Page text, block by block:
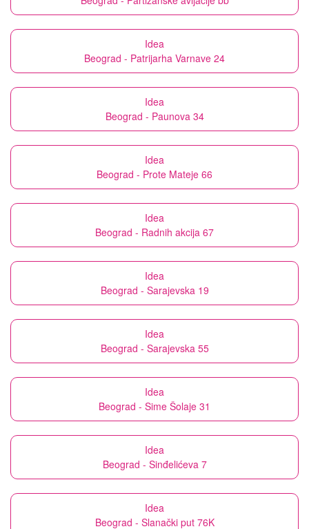
Idea
Beograd - Patrijarha Varnave 24
Idea
Beograd - Paunova 34
Idea
Beograd - Prote Mateje 66
Idea
Beograd - Radnih akcija 67
Idea
Beograd - Sarajevska 19
Idea
Beograd - Sarajevska 55
Idea
Beograd - Sime Šolaje 31
Idea
Beograd - Sinđelićeva 7
Idea
Beograd - Slanački put 76K